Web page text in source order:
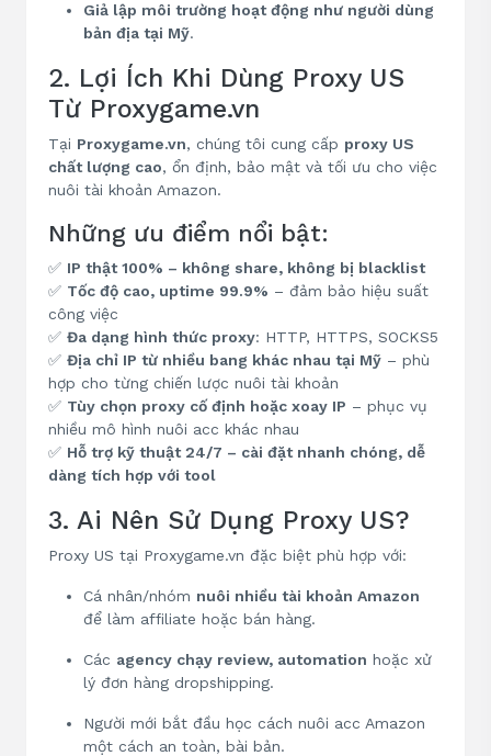
Giả lập môi trường hoạt động như người dùng
bản địa tại Mỹ.
2. Lợi Ích Khi Dùng Proxy US
Từ Proxygame.vn
Tại Proxygame.vn, chúng tôi cung cấp proxy US
chất lượng cao, ổn định, bảo mật và tối ưu cho việc
nuôi tài khoản Amazon.
Những ưu điểm nổi bật:
✅ IP thật 100% – không share, không bị blacklist
✅ Tốc độ cao, uptime 99.9% – đảm bảo hiệu suất
công việc
✅ Đa dạng hình thức proxy: HTTP, HTTPS, SOCKS5
✅ Địa chỉ IP từ nhiều bang khác nhau tại Mỹ – phù
hợp cho từng chiến lược nuôi tài khoản
✅ Tùy chọn proxy cố định hoặc xoay IP – phục vụ
nhiều mô hình nuôi acc khác nhau
✅ Hỗ trợ kỹ thuật 24/7 – cài đặt nhanh chóng, dễ
dàng tích hợp với tool
3. Ai Nên Sử Dụng Proxy US?
Proxy US tại Proxygame.vn đặc biệt phù hợp với:
Cá nhân/nhóm nuôi nhiều tài khoản Amazon
để làm affiliate hoặc bán hàng.
Các agency chạy review, automation hoặc xử
lý đơn hàng dropshipping.
Người mới bắt đầu học cách nuôi acc Amazon
một cách an toàn, bài bản.